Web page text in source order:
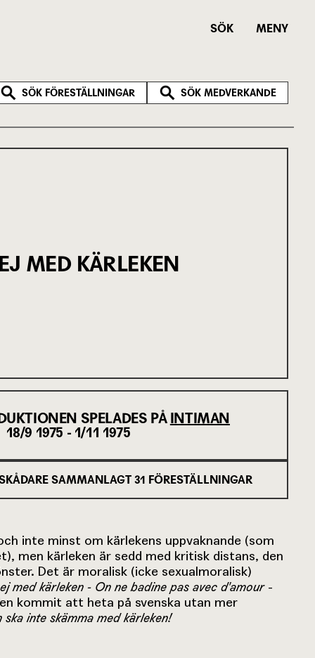
SÖK MENY
SÖK FÖRESTÄLLNINGAR SÖK MEDVERKANDE
MED KÄRLEKEN
SPELADES PÅ INTIMAN
18/9 1975 - 1/11 1975
SAMMANLAGT 31 FÖRESTÄLLNINGAR
inte minst om kärlekens uppvaknande (som
men kärleken är sedd med kritisk distans, den
Det är moralisk (icke sexualmoralisk)
med kärleken - On ne badine pas avec d'amour-
kommit att heta på svenska utan mer
ska inte skämma med kärleken!